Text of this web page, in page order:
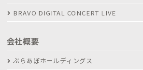
BRAVO DIGITAL CONCERT LIVE
会社概要
ぶらあぼホールディングス